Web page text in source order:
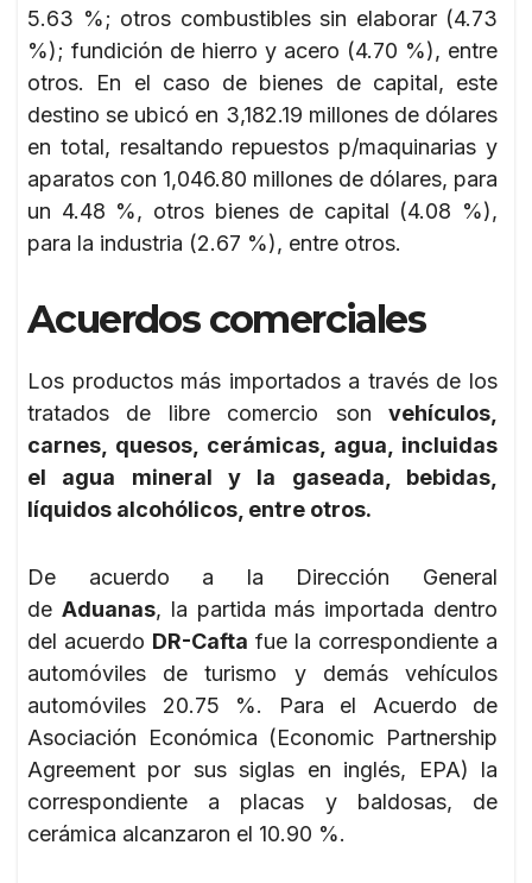
5.63 %; otros combustibles sin elaborar (4.73
%); fundición de hierro y acero (4.70 %), entre
otros. En el caso de bienes de capital, este
destino se ubicó en 3,182.19 millones de dólares
en total, resaltando repuestos p/maquinarias y
aparatos con 1,046.80 millones de dólares, para
un 4.48 %, otros bienes de capital (4.08 %),
para la industria (2.67 %), entre otros.
Acuerdos comerciales
Los productos más importados a través de los
tratados de libre comercio son vehículos,
carnes, quesos, cerámicas, agua, incluidas
el agua mineral y la gaseada, bebidas,
líquidos alcohólicos, entre otros.
De acuerdo a la Dirección General
de Aduanas, la partida más importada dentro
del acuerdo DR-Cafta fue la correspondiente a
automóviles de turismo y demás vehículos
automóviles 20.75 %. Para el Acuerdo de
Asociación Económica (Economic Partnership
Agreement por sus siglas en inglés, EPA) la
correspondiente a placas y baldosas, de
cerámica alcanzaron el 10.90 %.